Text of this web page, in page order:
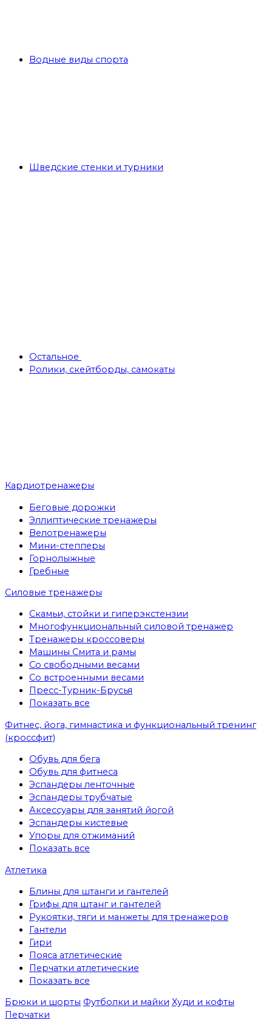
Водные виды спорта
Шведские стенки и турники
Остальное
Ролики, скейтборды, самокаты
Кардиотренажеры
Беговые дорожки
Эллиптические тренажеры
Велотренажеры
Мини-степперы
Горнолыжные
Гребные
Cиловые тренажеры
Скамьи, стойки и гиперэкстензии
Многофункциональный силовой тренажер
Тренажеры кроссоверы
Машины Смита и рамы
Со свободными весами
Со встроенными весами
Пресс-Турник-Брусья
Показать все
Фитнес, йога, гимнастика и функциональный тренинг
(кроссфит)
Обувь для бега
Обувь для фитнеса
Эспандеры ленточные
Эспандеры трубчатые
Аксессуары для занятий йогой
Эспандеры кистевые
Упоры для отжиманий
Показать все
Атлетика
Блины для штанги и гантелей
Грифы для штанг и гантелей
Рукоятки, тяги и манжеты для тренажеров
Гантели
Гири
Пояса атлетические
Перчатки атлетические
Показать все
Брюки и шорты Футболки и майки Худи и кофты
Перчатки